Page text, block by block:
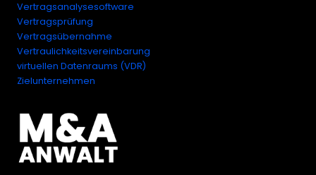
Vertragsanalysesoftware
Vertragsprüfung
Vertragsübernahme
Vertraulichkeitsvereinbarung
virtuellen Datenraums (VDR)
Zielunternehmen